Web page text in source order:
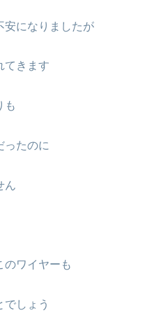
安になりましたが
てきます
も
ったのに
ん
のワイヤーも
しょう